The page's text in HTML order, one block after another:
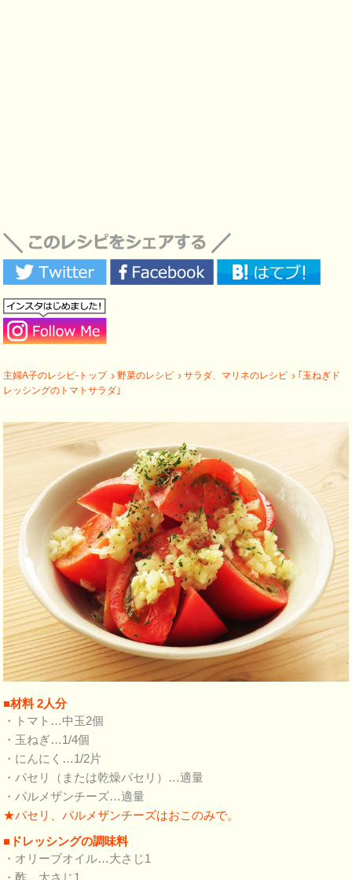
主婦A子のレシピ-トップ 野菜のレシピ サラダ、マリネのレシピ
｢玉ねぎド
レッシングのトマトサラダ｣
■材料 2人分
・トマト…中玉2個
・玉ねぎ…1/4個
・にんにく…1/2片
・パセリ（または乾燥パセリ）…適量
・パルメザンチーズ…適量
★パセリ、パルメザンチーズはおこのみで。
■ドレッシングの調味料
・オリーブオイル…大さじ1
・酢…大さじ1